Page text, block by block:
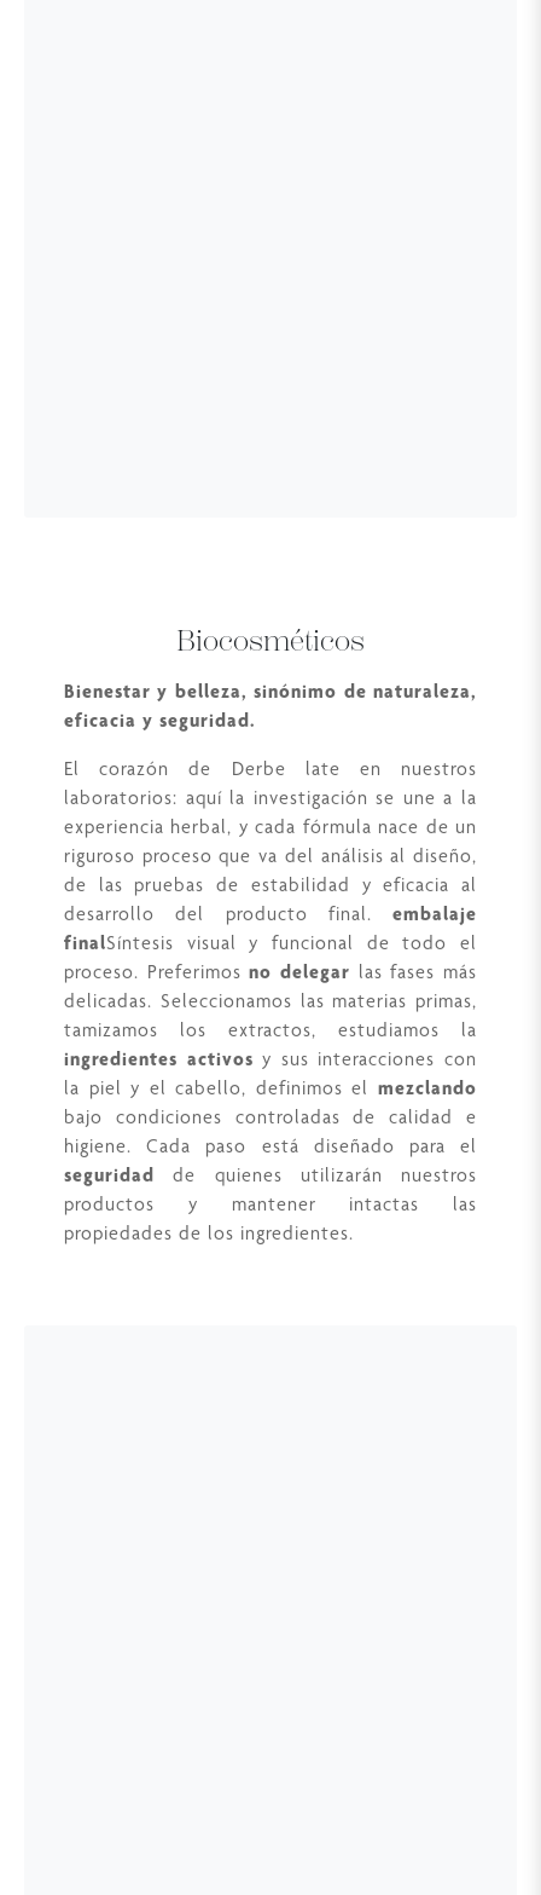
Biocosméticos
Bienestar y belleza, sinónimo de naturaleza,
eficacia y seguridad.
El corazón de Derbe late en nuestros
laboratorios: aquí la investigación se une a la
experiencia herbal, y cada fórmula nace de un
riguroso proceso que va del análisis al diseño,
de las pruebas de estabilidad y eficacia al
desarrollo del producto final. embalaje
finalSíntesis visual y funcional de todo el
proceso. Preferimosno delegar las fases más
delicadas. Seleccionamos las materias primas,
tamizamos los extractos, estudiamos la
ingredientes activos y sus interacciones con
la piel y el cabello, definimos el mezclando
bajo condiciones controladas de calidad e
higiene. Cada paso está diseñado para el
seguridad de quienes utilizarán nuestros
productos y mantener intactas las
propiedades de los ingredientes.